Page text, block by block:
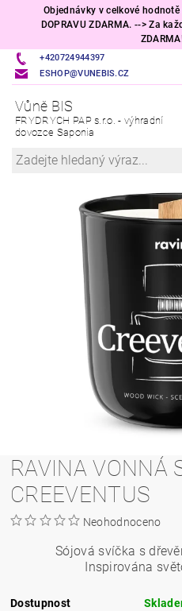
Objednávky v celkové
DOPRAVU ZDARMA. --> Za
+420724944397
ESHOP@VUNEBIS.CZ
Vůně BIS
FRYDRYCH PAP s.r.o. - výhradní
dovozce Saponia
RAVINA VONNÁ
CREEVENTUS
Neohodnoceno
Sójová svíčka s
Inspirována
Dostupnost